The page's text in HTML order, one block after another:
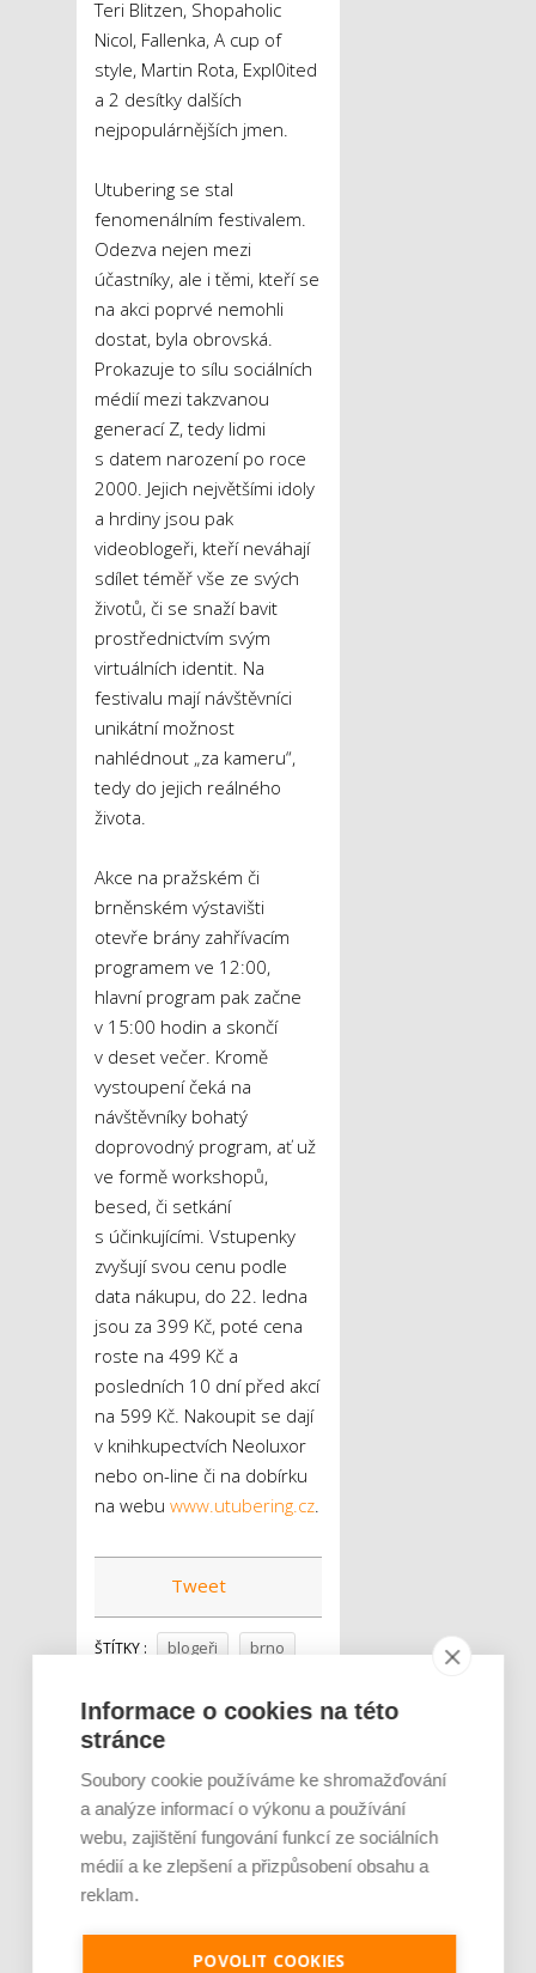
Teri Blitzen, Shopaholic
Nicol, Fallenka, A cup of
style, Martin Rota, Expl0ited
a 2 desítky dalších
nejpopulárnějších jmen.
Utubering se stal
fenomenálním festivalem.
Odezva nejen mezi
účastníky, ale i těmi, kteří se
na akci poprvé nemohli
dostat, byla obrovská.
Prokazuje to sílu sociálních
médií mezi takzvanou
generací Z, tedy lidmi
s datem narození po roce
2000. Jejich největšími idoly
a hrdiny jsou pak
videoblogeři, kteří neváhají
sdílet téměř vše ze svých
životů, či se snaží bavit
prostřednictvím svým
virtuálních identit. Na
festivalu mají návštěvníci
unikátní možnost
nahlédnout „za kameru“,
tedy do jejich reálného
života.
Akce na pražském či
brněnském výstavišti
otevře brány zahřívacím
programem ve 12:00,
hlavní program pak začne
v 15:00 hodin a skončí
v deset večer. Kromě
vystoupení čeká na
návštěvníky bohatý
doprovodný program, ať už
ve formě workshopů,
besed, či setkání
s účinkujícími. Vstupenky
zvyšují svou cenu podle
data nákupu, do 22. ledna
jsou za 399 Kč, poté cena
roste na 499 Kč a
posledních 10 dní před akcí
na 599 Kč. Nakoupit se dají
v knihkupectvích Neoluxor
nebo on-line či na dobírku
na webu www.utubering.cz
Tweet
ŠTÍTKY : blogeři
brno
utubering
Informace o cookies na této
stránce
Soubory cookie používáme ke shromažďování
a analýze informací o výkonu a používání
webu, zajištění fungování funkcí ze sociálních
médií a ke zlepšení a přizpůsobení obsahu a
reklam.
POVOLIT COOKIES